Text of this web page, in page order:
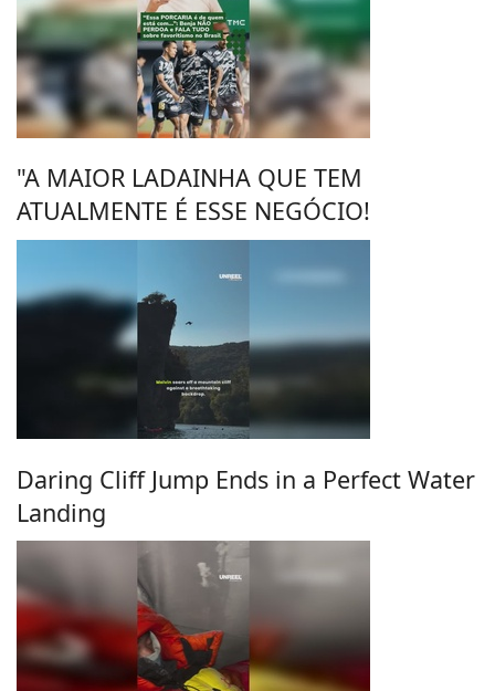
"A MAIOR LADAINHA QUE TEM
ATUALMENTE É ESSE NEGÓCIO!
Daring Cliff Jump Ends in a Perfect Water
Landing